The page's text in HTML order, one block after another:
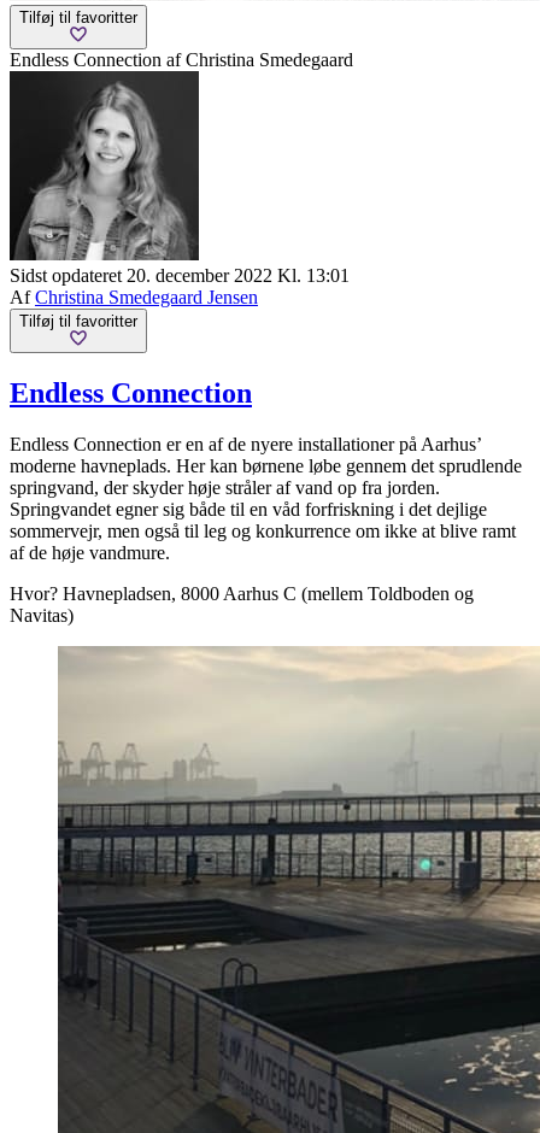
Tilføj til favoritter
Endless Connection af Christina Smedegaard
Sidst opdateret 20. december 2022 Kl. 13:01
AfChristina Smedegaard Jensen
Tilføj til favoritter
Endless Connection
Endless Connection er en af de nyere installationer på Aarhus’
moderne havneplads. Her kan børnene løbe gennem det sprudlende
springvand, der skyder høje stråler af vand op fra jorden.
Springvandet egner sig både til en våd forfriskning i det dejlige
sommervejr, men også til leg og konkurrence om ikke at blive ramt
af de høje vandmure.
Hvor? Havnepladsen, 8000 Aarhus C (mellem Toldboden og
Navitas)